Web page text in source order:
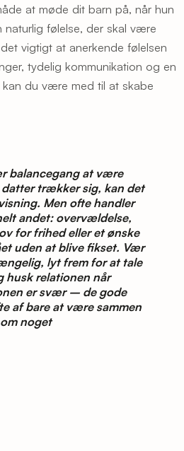
at møde dit barn på, når hun
følelse, der skal være
vigtigt at anerkende følelsen
tydelig kommunikation og en
du være med til at skabe
balancegang at være
trækker sig, kan det
Men ofte handler
andet: overvældelse,
for frihed eller et ønske
uden at blive fikset. Vær
lyt frem for at tale
husk relationen når
er svær – de gode
af bare at være sammen
om noget